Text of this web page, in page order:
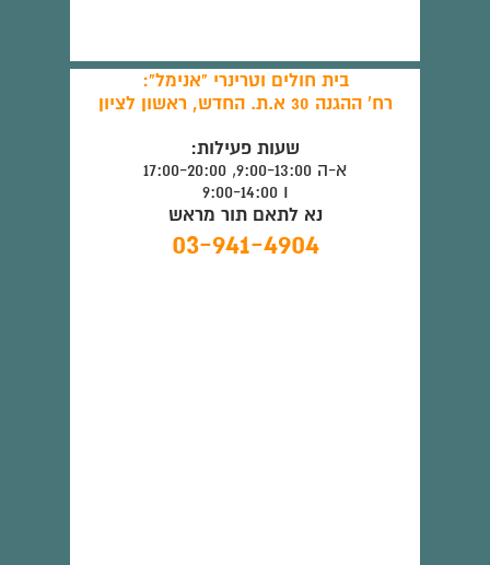
בית חולים וטרינרי "אנימל":
רח' ההגנה 30 א.ת. החדש, ראשון לציון
שעות פעילות:
א-ה 9:00-13:00, 17:00-20:00
ו 9:00-14:00
נא לתאם תור מראש
03-941-4904